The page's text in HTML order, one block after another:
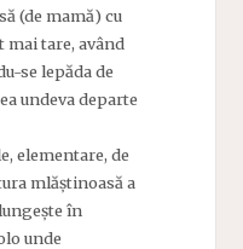
(de mamă) cu
tare, având
se lepăda de
undeva departe
elementare, de
mlăștinoasă a
în
unde